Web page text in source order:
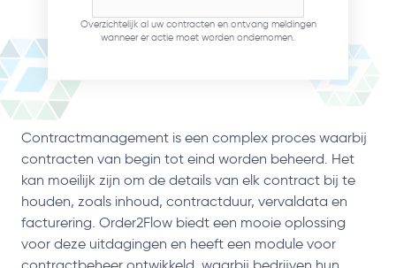
Overzichtelijk al uw contracten en ontvang meldingen
wanneer er actie moet worden ondernomen.
Contractmanagement is een complex proces waarbij
contracten van begin tot eind worden beheerd. Het
kan moeilijk zijn om de details van elk contract bij te
houden, zoals inhoud, contractduur, vervaldata en
facturering. Order2Flow biedt een mooie oplossing
voor deze uitdagingen en heeft een module voor